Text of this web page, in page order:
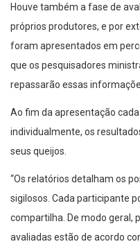
Houve também a fase de
próprios produtores, e por
foram apresentados em
que os pesquisadores
repassarão essas
Ao fim da apresentação
individualmente, os
seus queijos.
“Os relatórios detalham os
sigilosos. Cada participante
compartilha. De modo geral,
avaliadas estão de acordo